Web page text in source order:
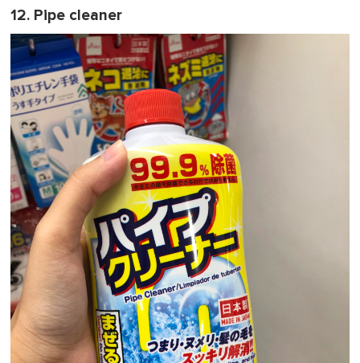
12. Pipe cleaner